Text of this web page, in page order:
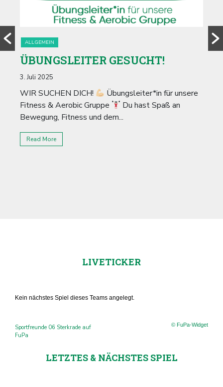
ALLGEMEIN
ÜBUNGSLEITER GESUCHT!
3. Juli 2025
WIR SUCHEN DICH!
Übungsleiter*in für unsere
Fitness & Aerobic Gruppe
Du hast Spaß an
Bewegung, Fitness und dem...
Read More
LIVETICKER
Kein nächstes Spiel dieses Teams angelegt.
© FuPa-Widget
Sportfreunde 06 Sterkrade auf
FuPa
LETZTES & NÄCHSTES SPIEL